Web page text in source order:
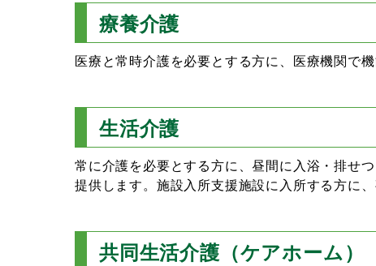
療養介護
医療と常時介護を必要とする方に、医療機関で
生活介護
常に介護を必要とする方に、昼間に入浴・排せ
提供します。施設入所支援施設に入所する方に
共同生活介護（ケアホーム）